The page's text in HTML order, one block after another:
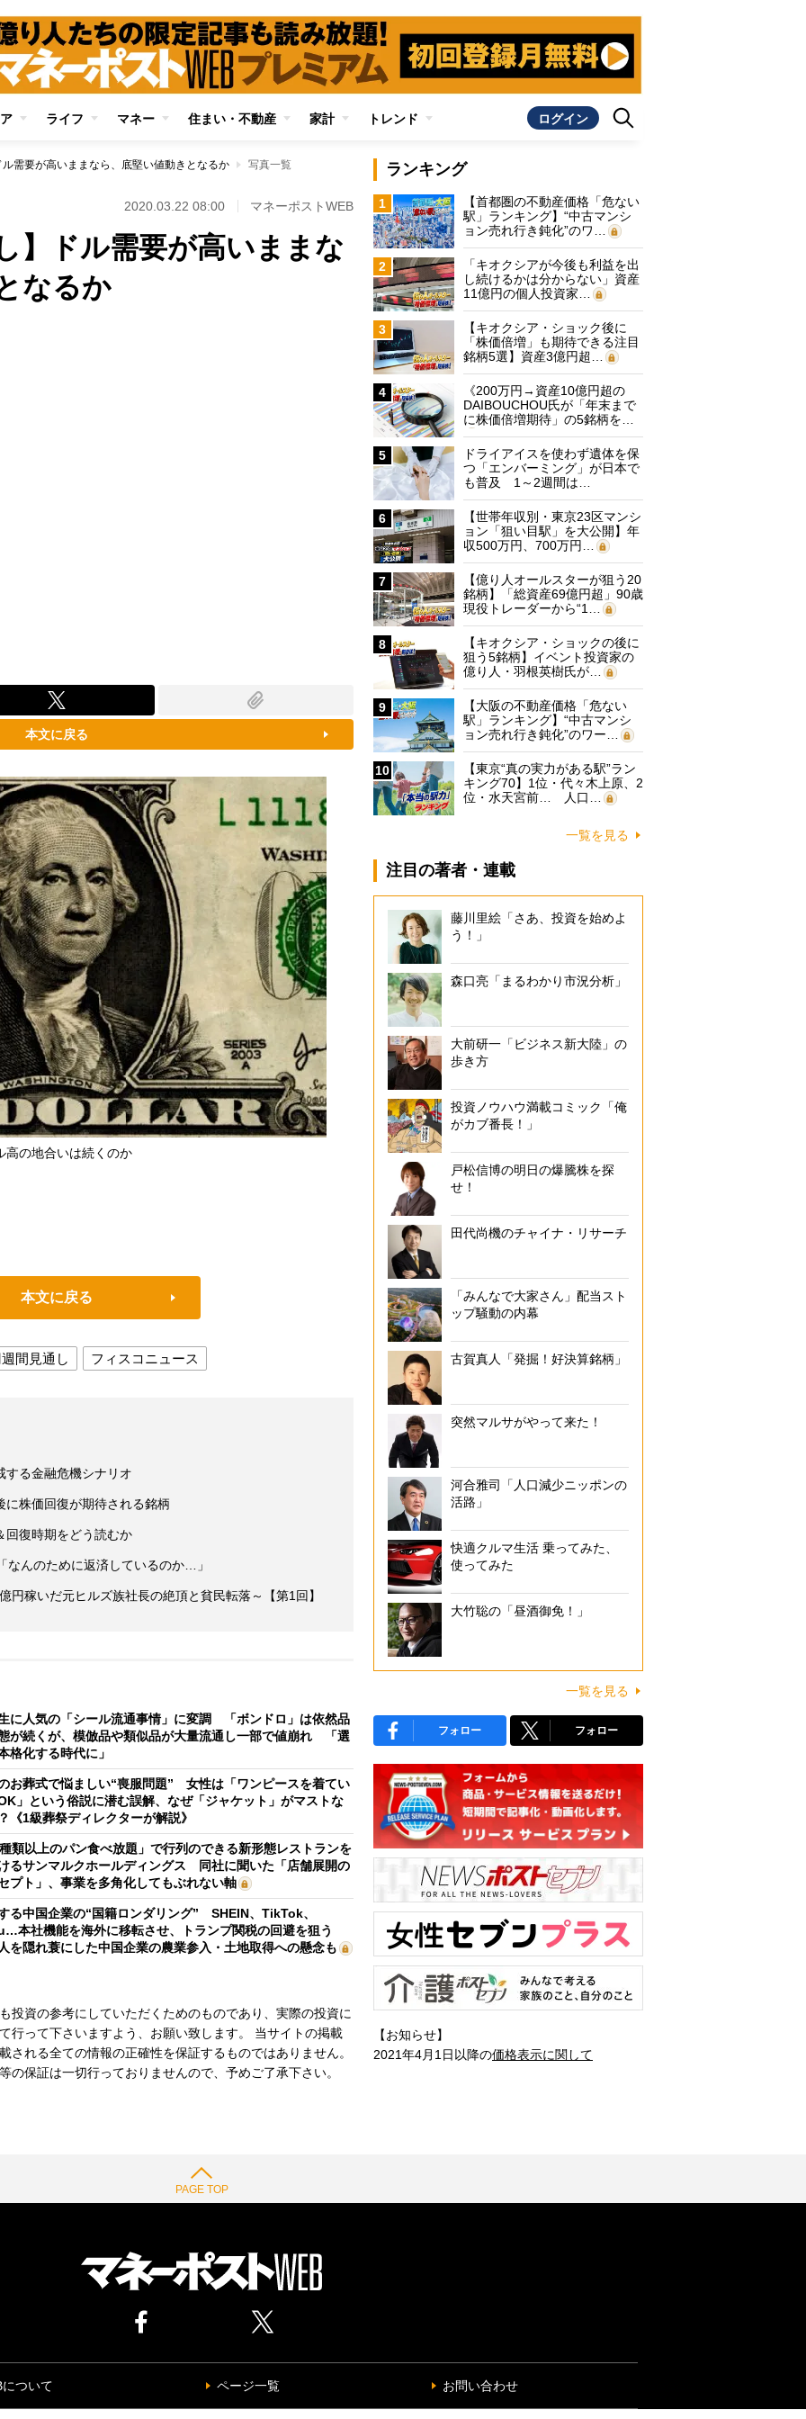
ライフ マネー 住まい・不動産 家計 トレンド ログイン
需要が高いままなら、底堅い値動きとなるか 写真一覧
2020.03.22 08:00 マネーポストWEB
】ドル需要が高いままな
なるか
本文に戻る
高の地合いは続くのか
本文に戻る
間見通し フィスコニュース
る金融危機シナリオ
株価回復が期待される銘柄
回復時期をどう読むか
なんのために返済しているのか…」
円稼いだ元ヒルズ族社長の絶頂と貧民転落～【第1回】
に人気の「シール流通事情」に変調 「ボンドロ」は依然品
が続くが、模倣品や類似品が大量流通し一部で値崩れ 「選
格化する時代に」
お葬式で悩ましい“喪服問題” 女性は「ワンピースを着てい
」という俗説に潜む誤解、なぜ「ジャケット」がマストな
《1級葬祭ディレクターが解説》
類以上のパン食べ放題」で行列のできる新形態レストランを
るサンマルクホールディングス 同社に聞いた「店舗展開の
プト」、事業を多角化してもぶれない軸
る中国企業の“国籍ロンダリング” SHEIN、TikTok、
本社機能を海外に移転させ、トランプ関税の回避を狙う
を隠れ蓑にした中国企業の農業参入・土地取得への懸念も
投資の参考にしていただくためのものであり、実際の投資に
行って下さいますよう、お願い致します。 当サイトの掲載
される全ての情報の正確性を保証するものではありません。
の保証は一切行っておりませんので、予めご了承下さい。
ランキング
1
【首都圏の不動産価格「危ない
駅」ランキング】“中古マンシ
ョン売れ行き鈍化”のワ…
2
「キオクシアが今後も利益を出
し続けるかは分からない」資産
11億円の個人投資家…
3
【キオクシア・ショック後に
「株価倍増」も期待できる注目
銘柄5選】資産3億円超…
4
《200万円→資産10億円超の
DAIBOUCHOU氏が「年末まで
に株価倍増期待」の5銘柄を…
5
ドライアイスを使わず遺体を保
つ「エンバーミング」が日本で
も普及 1～2週間は…
6
【世帯年収別・東京23区マンシ
ョン「狙い目駅」を大公開】年
収500万円、700万円…
7
【億り人オールスターが狙う20
銘柄】「総資産69億円超」90歳
現役トレーダーから“1…
8
【キオクシア・ショックの後に
狙う5銘柄】イベント投資家の
億り人・羽根英樹氏が…
9
【大阪の不動産価格「危ない
駅」ランキング】“中古マンシ
ョン売れ行き鈍化”のワー…
10
【東京“真の実力がある駅”ラン
キング70】1位・代々木上原、2
位・水天宮前… 人口…
一覧を見る
注目の著者・連載
藤川里絵「さあ、投資を始めよ
う！」
森口亮「まるわかり市況分析」
大前研一「ビジネス新大陸」の
歩き方
投資ノウハウ満載コミック「俺
がカブ番長！」
戸松信博の明日の爆騰株を探
せ！
田代尚機のチャイナ・リサーチ
「みんなで大家さん」配当スト
ップ騒動の内幕
古賀真人「発掘！好決算銘柄」
突然マルサがやって来た！
河合雅司「人口減少ニッポンの
活路」
快適クルマ生活 乗ってみた、
使ってみた
大竹聡の「昼酒御免！」
一覧を見る
フォロー フォロー
【お知らせ】
2021年4月1日以降の価格表示に関して
PAGE TOP
ついて ページ一覧 お問い合わせ